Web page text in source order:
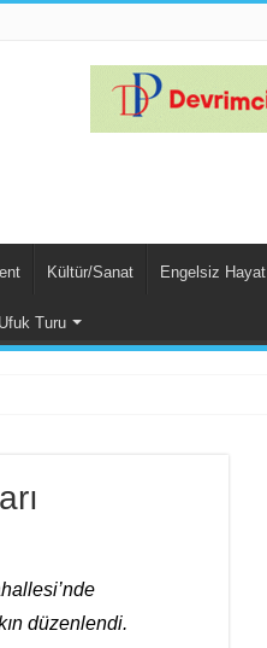
Kültür/Sanat Engelsiz Hayat
Turu
düzenlendi.